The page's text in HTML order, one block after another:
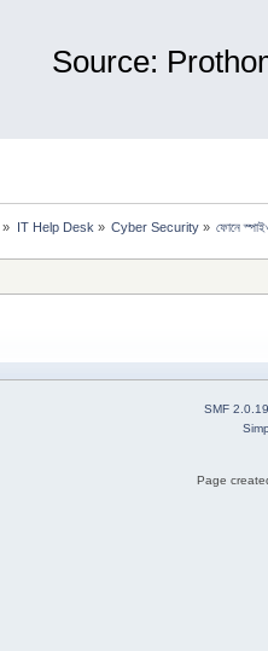
Source:
» IT Help Desk » Cyber Security» ফোনে
SMF 2.0.19
Page